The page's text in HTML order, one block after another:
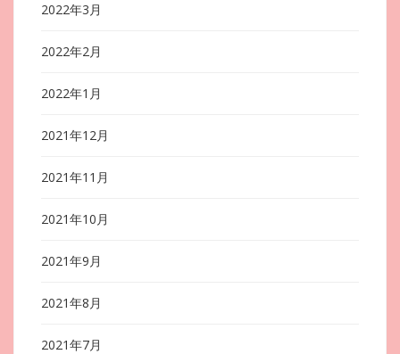
2022年3月
2022年2月
2022年1月
2021年12月
2021年11月
2021年10月
2021年9月
2021年8月
2021年7月